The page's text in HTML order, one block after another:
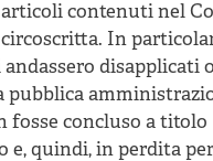
articoli contenuti nel
In
disapplicati
fosse concluso a titolo
e, quindi, in perdita